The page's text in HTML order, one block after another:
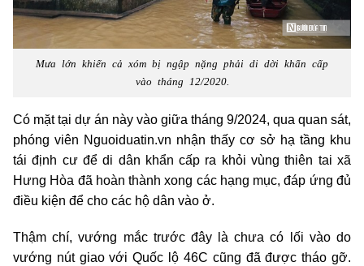
Mưa lớn khiến cả xóm bị ngập nặng phải di dời khẩn cấp
vào tháng 12/2020.
Có mặt tại dự án này vào giữa tháng 9/2024, qua quan sát,
phóng viên Nguoiduatin.vn nhận thấy cơ sở hạ tầng khu
tái định cư để di dân khẩn cấp ra khỏi vùng thiên tai xã
Hưng Hòa đã hoàn thành xong các hạng mục, đáp ứng đủ
điều kiện để cho các hộ dân vào ở.
Thậm chí, vướng mắc trước đây là chưa có lối vào do
vướng nút giao với Quốc lộ 46C cũng đã được tháo gỡ.